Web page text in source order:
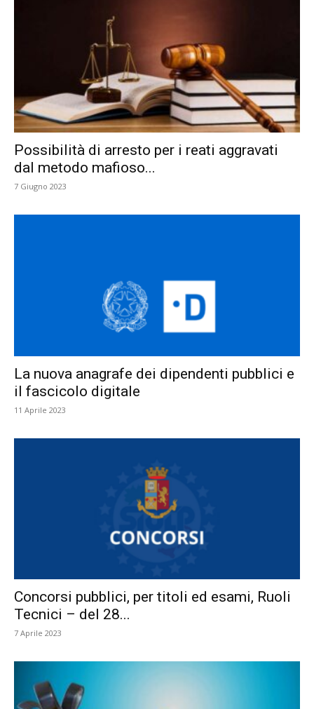
Possibilità di arresto per i reati aggravati
dal metodo mafioso...
7 Giugno 2023
La nuova anagrafe dei dipendenti pubblici e
il fascicolo digitale
11 Aprile 2023
Concorsi pubblici, per titoli ed esami, Ruoli
Tecnici – del 28...
7 Aprile 2023